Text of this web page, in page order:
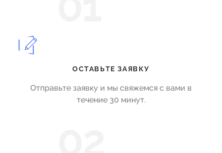
ОСТАВЬТЕ ЗАЯВКУ
Отправьте заявку и мы свяжемся с вами в
течение 30 минут.